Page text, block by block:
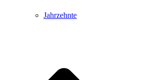
Jahrzehnte